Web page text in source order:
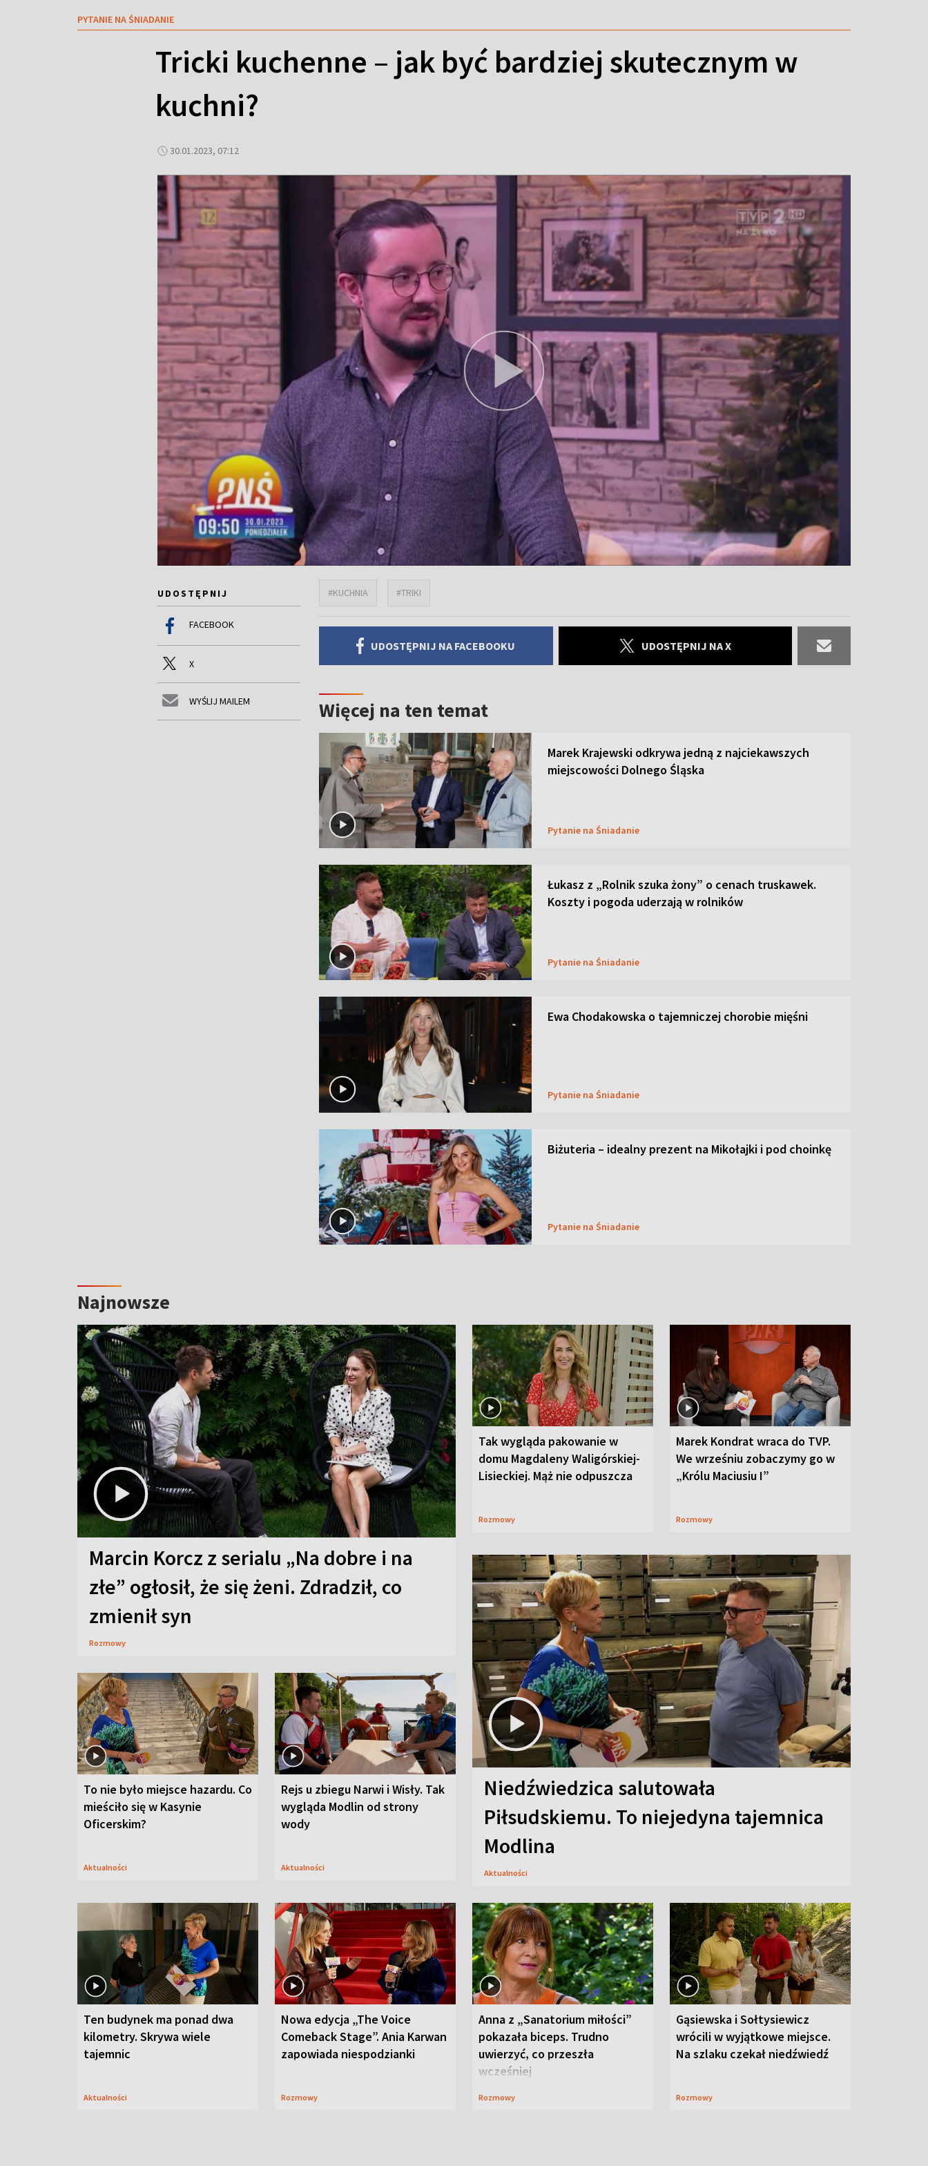
PYTANIE NA ŚNIADANIE
Tricki kuchenne – jak być bardziej skutecznym w
kuchni?
30.01.2023, 07:12
UDOSTĘPNIJ
FACEBOOK
X
WYŚLIJ MAILEM
#KUCHNIA #TRIKI
UDOSTĘPNIJ NA FACEBOOKU UDOSTĘPNIJ NA X
Więcej na ten temat
Marek Krajewski odkrywa jedną z najciekawszych
miejscowości Dolnego Śląska
Pytanie na Śniadanie
Łukasz z „Rolnik szuka żony” o cenach truskawek.
Koszty i pogoda uderzają w rolników
Pytanie na Śniadanie
Ewa Chodakowska o tajemniczej chorobie mięśni
Pytanie na Śniadanie
Biżuteria – idealny prezent na Mikołajki i pod choinkę
Pytanie na Śniadanie
Najnowsze
Marcin Korcz z serialu „Na dobre i na
złe” ogłosił, że się żeni. Zdradził, co
zmienił syn
Rozmowy
Tak wygląda pakowanie w
domu Magdaleny Waligórskiej-
Lisieckiej. Mąż nie odpuszcza
Rozmowy
Marek Kondrat wraca do TVP.
We wrześniu zobaczymy go w
„Królu Maciusiu I”
Rozmowy
To nie było miejsce hazardu. Co
mieściło się w Kasynie
Oficerskim?
Aktualności
Rejs u zbiegu Narwi i Wisły. Tak
wygląda Modlin od strony
wody
Aktualności
Niedźwiedzica salutowała
Piłsudskiemu. To niejedyna tajemnica
Modlina
Aktualności
Ten budynek ma ponad dwa
kilometry. Skrywa wiele
tajemnic
Aktualności
Nowa edycja „The Voice
Comeback Stage”. Ania Karwan
zapowiada niespodzianki
Rozmowy
Anna z „Sanatorium miłości”
pokazała biceps. Trudno
uwierzyć, co przeszła
wcześniej
Rozmowy
Gąsiewska i Sołtysiewicz
wrócili w wyjątkowe miejsce.
Na szlaku czekał niedźwiedź
Rozmowy